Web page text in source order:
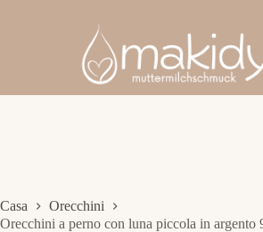
Casa
Orecchini
Orecchini a perno con luna piccola in argento